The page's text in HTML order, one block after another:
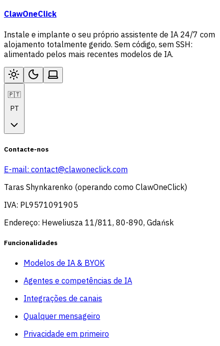
ClawOneClick
Instale e implante o seu próprio assistente de IA 24/7 com
alojamento totalmente gerido. Sem código, sem SSH:
alimentado pelos mais recentes modelos de IA.
🇵🇹
PT
Contacte-nos
E-mail: contact@clawoneclick.com
Taras Shynkarenko (operando como ClawOneClick)
IVA: PL9571091905
Endereço: Heweliusza 11/811, 80-890, Gdańsk
Funcionalidades
Modelos de IA & BYOK
Agentes e competências de IA
Integrações de canais
Qualquer mensageiro
Privacidade em primeiro